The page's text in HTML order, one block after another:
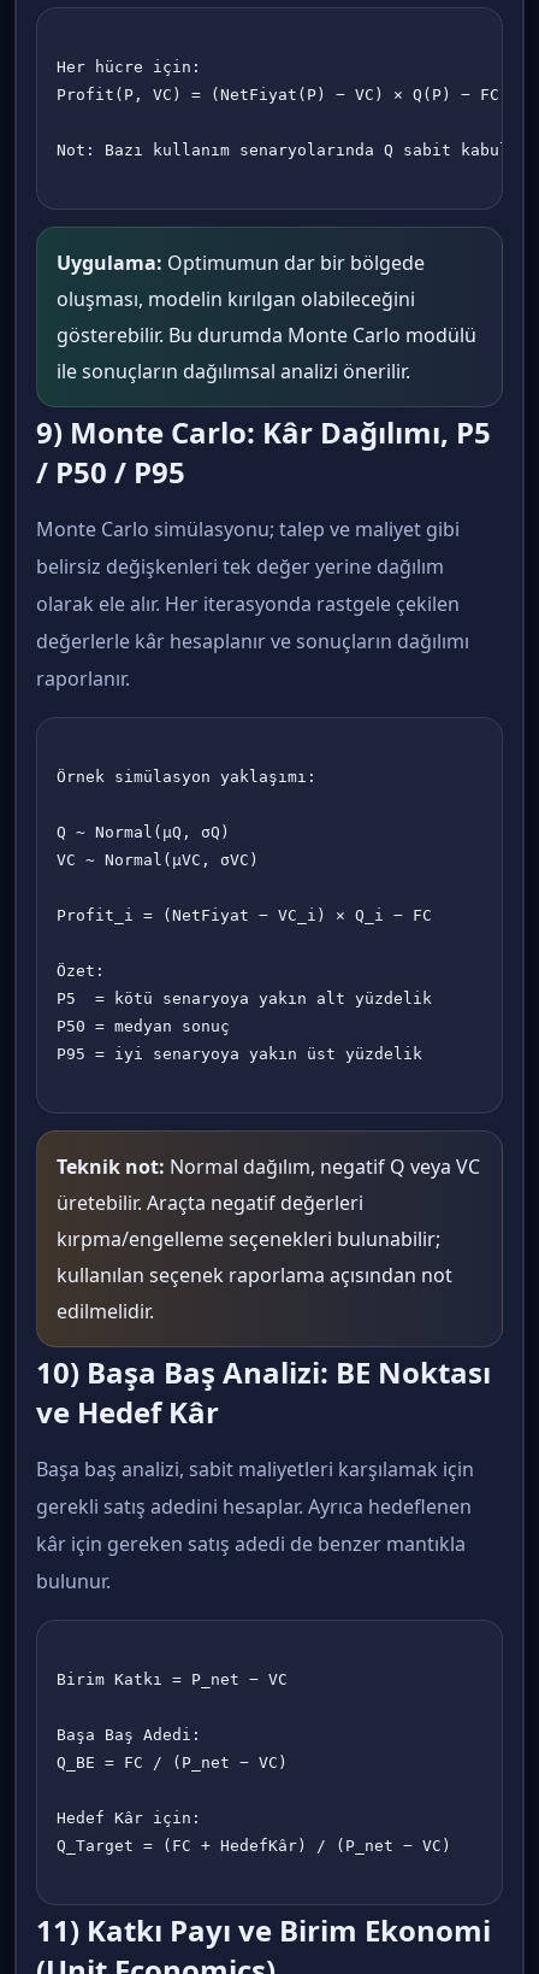
Her hücre için:
Profit(P, VC) = (NetFiyat(P) − VC) × Q(P) − FC
Not: Bazı kullanım senaryolarında Q sabit
Uygulama: Optimumun dar bir bölgede
oluşması, modelin kırılgan olabileceğini
gösterebilir. Bu durumda Monte Carlo modülü
ile sonuçların dağılımsal analizi önerilir.
9) Monte Carlo: Kâr Dağılımı, P5
/ P50 / P95
Monte Carlo simülasyonu; talep ve maliyet gibi
belirsiz değişkenleri tek değer yerine dağılım
olarak ele alır. Her iterasyonda rastgele çekilen
değerlerle kâr hesaplanır ve sonuçların dağılımı
raporlanır.
Örnek simülasyon yaklaşımı:
Q ~ Normal(μQ, σQ)
VC ~ Normal(μVC, σVC)
Profit_i = (NetFiyat − VC_i) × Q_i − FC
Özet:
P5  = kötü senaryoya yakın alt yüzdelik
P50 = medyan sonuç
P95 = iyi senaryoya yakın üst yüzdelik
Teknik not: Normal dağılım, negatif Q veya VC
üretebilir. Araçta negatif değerleri
kırpma/engelleme seçenekleri bulunabilir;
kullanılan seçenek raporlama açısından not
edilmelidir.
10) Başa Baş Analizi: BE Noktası
ve Hedef Kâr
Başa baş analizi, sabit maliyetleri karşılamak için
gerekli satış adedini hesaplar. Ayrıca hedeflenen
kâr için gereken satış adedi de benzer mantıkla
bulunur.
Birim Katkı = P_net − VC
Başa Baş Adedi:
Q_BE = FC / (P_net − VC)
Hedef Kâr için:
Q_Target = (FC + HedefKâr) / (P_net − VC)
11) Katkı Payı ve Birim Ekonomi